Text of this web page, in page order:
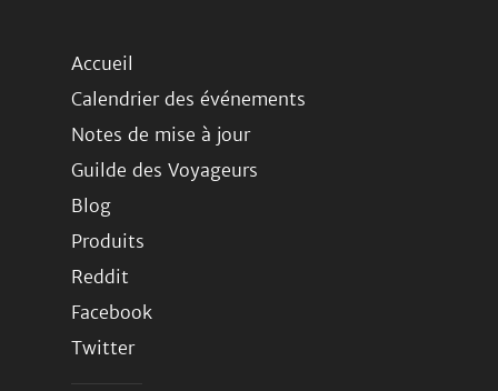
Accueil
Calendrier des événements
Notes de mise à jour
Guilde des Voyageurs
Blog
Produits
Reddit
Facebook
Twitter